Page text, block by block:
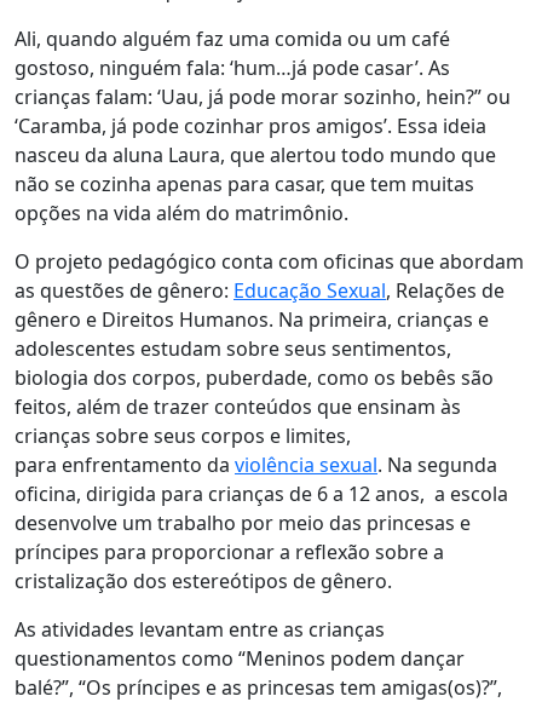
Ali, quando alguém faz uma comida ou um café
gostoso, ninguém fala: ‘hum…já pode casar’. As
crianças falam: ‘Uau, já pode morar sozinho, hein?” ou
‘Caramba, já pode cozinhar pros amigos’. Essa ideia
nasceu da aluna Laura, que alertou todo mundo que
não se cozinha apenas para casar, que tem muitas
opções na vida além do matrimônio.
O projeto pedagógico conta com oficinas que abordam
as questões de gênero: Educação Sexual, Relações de
gênero e Direitos Humanos. Na primeira, crianças e
adolescentes estudam sobre seus sentimentos,
biologia dos corpos, puberdade, como os bebês são
feitos, além de trazer conteúdos que ensinam às
crianças sobre seus corpos e limites,
para enfrentamento da violência sexual. Na segunda
oficina, dirigida para crianças de 6 a 12 anos, a escola
desenvolve um trabalho por meio das princesas e
príncipes para proporcionar a reflexão sobre a
cristalização dos estereótipos de gênero.
As atividades levantam entre as crianças
questionamentos como “Meninos podem dançar
balé?”, “Os príncipes e as princesas tem amigas(os)?”,